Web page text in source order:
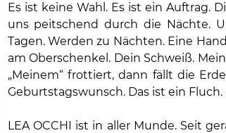
Es ist keine Wahl. Es ist ein Auftrag.
uns peitschend durch die Nächte.
Tagen. Werden zu Nächten. Eine
am Oberschenkel. Dein Schweiß.
„Meinem“ frottiert, dann fällt die
Geburtstagswunsch. Das ist ein Fluch.
LEA OCCHI ist in aller Munde. Seit